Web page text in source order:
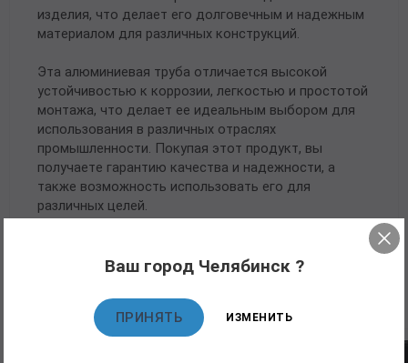
изделия, что делает его долговечным и надежным
материалом для различных конструкций.
Эта алюминиевая труба отличается высокой
устойчивостью к коррозии, легкостью и простотой
монтажа, что делает ее идеальным выбором для
использования в различных отраслях
промышленности. Покупая этот продукт, вы
получаете гарантию качества и надежности, а
также возможность использовать его для
различных целей.
Рекомендуемые товары
Ваш город Челябинск ?
ПРИНЯТЬ ИЗМЕНИТЬ